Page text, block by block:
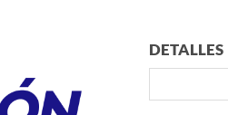
DETALLES